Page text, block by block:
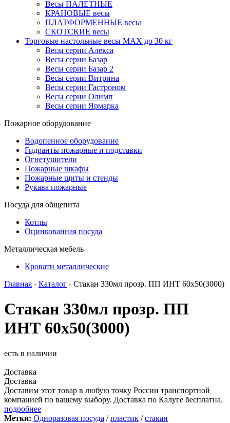
Весы ПАЛЕТНЫЕ
КРАНОВЫЕ весы
ПЛАТФОРМЕННЫЕ весы
СКОТСКИЕ весы
Торговые настольные весы MAX до 30 кг
Весы серии Алекса
Весы серии Базар
Весы серии Базар 2
Весы серии Витрина
Весы серии Гастроном
Весы серии Олимп
Весы серии Ярмарка
Пожарное оборудование
Водопенное оборудование
Гидранты пожарные и подставки
Огнетушители
Пожарные шкафы
Пожарные щиты и стенды
Рукава пожарные
Посуда для общепита
Котлы
Оцинкованная посуда
Металлическая мебель
Кровати металлические
Главная - Каталог - Стакан 330мл прозр. ПП ИНТ 60х50(3000)
Стакан 330мл прозр. ПП
ИНТ 60х50(3000)
есть в наличии
Доставка
Доставка
Доставим этот товар в любую точку России транспортной
компанией по вашему выбору. Доставка по Калуге бесплатна.
подробнее
Метки: Одноразовая посуда /пластик /стакан